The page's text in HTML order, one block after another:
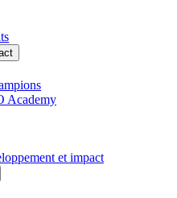
Academy
et impact